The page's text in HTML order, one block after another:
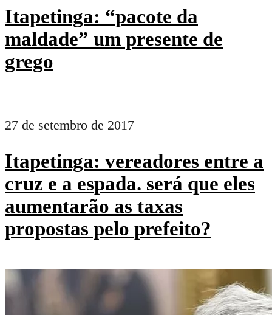
Itapetinga: “pacote da
maldade” um presente de
grego